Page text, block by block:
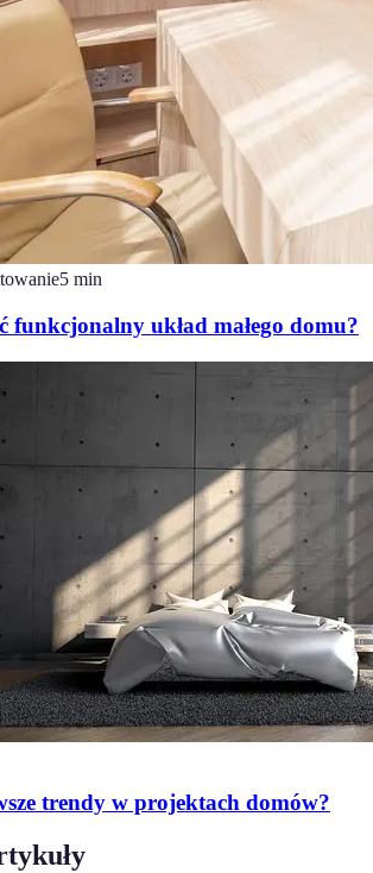
5 min
funkcjonalny układ małego domu?
trendy w projektach domów?